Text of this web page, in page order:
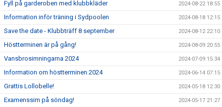
Fyll på garderoben med klubbkläder 2024-08-22 18:55
Information inför träning i Sydpoolen 2024-08-18 12:15
Save the date - Klubbträff 8 september 2024-08-12 22:10
Höstterminen är på gång! 2024-08-09 20:55
Vansbrosimningarna 2024 2024-07-09 15:34
Information om höstterminen 2024 2024-06-14 07:15
Grattis Lollobelle! 2024-05-18 12:30
Examenssim på söndag! 2024-05-17 21:27